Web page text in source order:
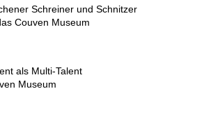
Schreiner und Schnitzer
Couven Museum
als Multi-Talent
Museum